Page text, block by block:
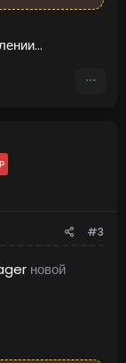
#3
новой